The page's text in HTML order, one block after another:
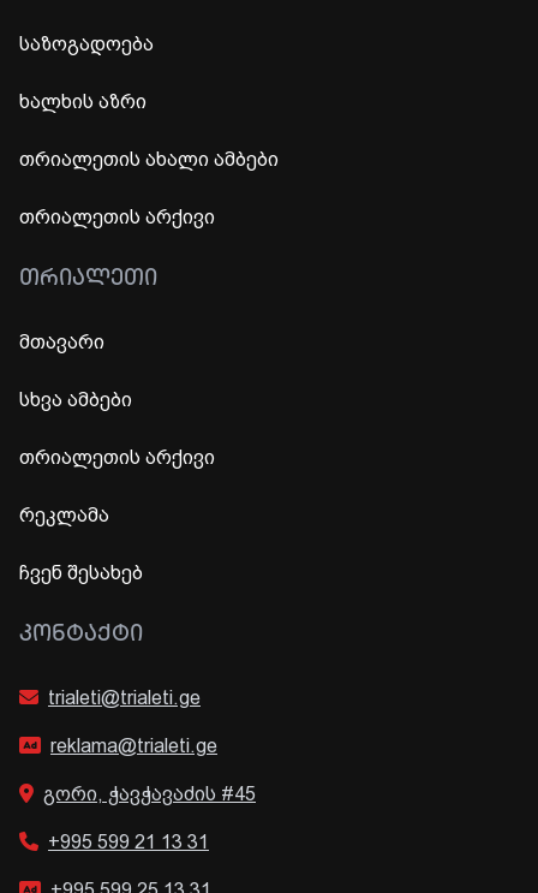
საზოგადოება
ხალხის აზრი
თრიალეთის ახალი ამბები
თრიალეთის არქივი
ᲗᲠᲘᲐᲚᲔᲗᲘ
მთავარი
სხვა ამბები
თრიალეთის არქივი
რეკლამა
ჩვენ შესახებ
ᲙᲝᲜᲢᲐᲥᲢᲘ
trialeti@trialeti.ge
reklama@trialeti.ge
გორი, ჭავჭავაძის #45
+995 599 21 13 31